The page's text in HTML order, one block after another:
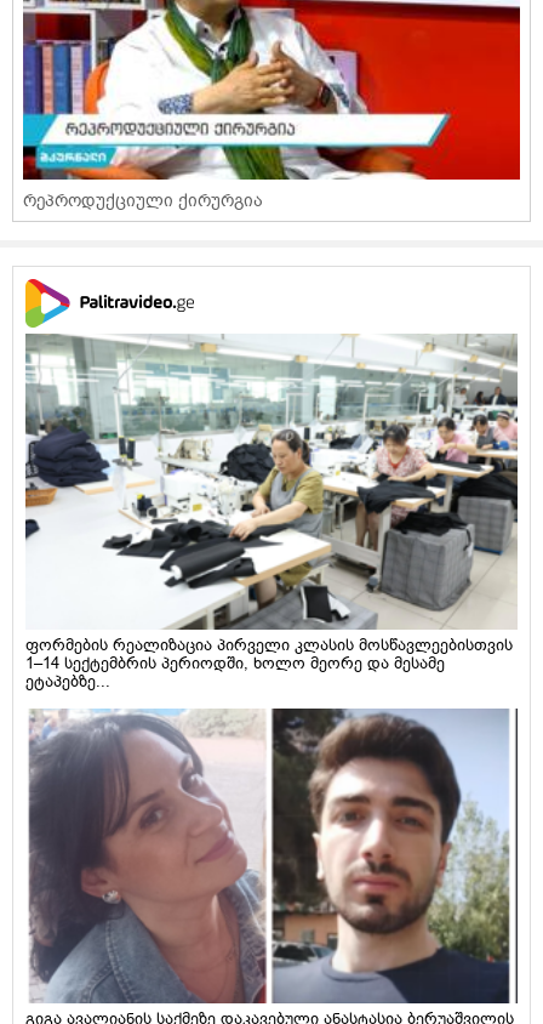
რეპროდუქციული ქირურგია
ფორმების რეალიზაცია პირველი კლასის მოსწავლეებისთვის
1–14 სექტემბრის პერიოდში, ხოლო მეორე და მესამე
ეტაპებზე...
გიგა ავალიანის საქმეზე დაკავებული ანასტასია ბერუაშვილის